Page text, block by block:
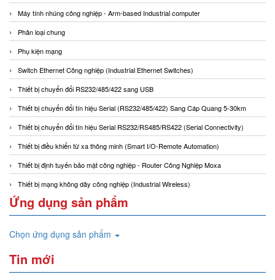
Máy tính nhúng công nghiệp - Arm-based Industrial computer
Phân loại chung
Phụ kiện mạng
Switch Ethernet Công nghiệp (Industrial Ethernet Switches)
Thiết bị chuyển đổi RS232/485/422 sang USB
Thiết bị chuyển đổi tín hiệu Serial (RS232/485/422) Sang Cáp Quang 5-30km
Thiết bị chuyển đổi tín hiệu Serial RS232/RS485/RS422 (Serial Connectivity)
Thiết bị điều khiển từ xa thông minh (Smart I/O-Remote Automation)
Thiết bị định tuyến bảo mật công nghiệp - Router Công Nghiệp Moxa
Thiết bị mạng không dây công nghiệp (Industrial Wireless)
Ứng dụng sản phẩm
Chọn ứng dụng sản phẩm
Tin mới